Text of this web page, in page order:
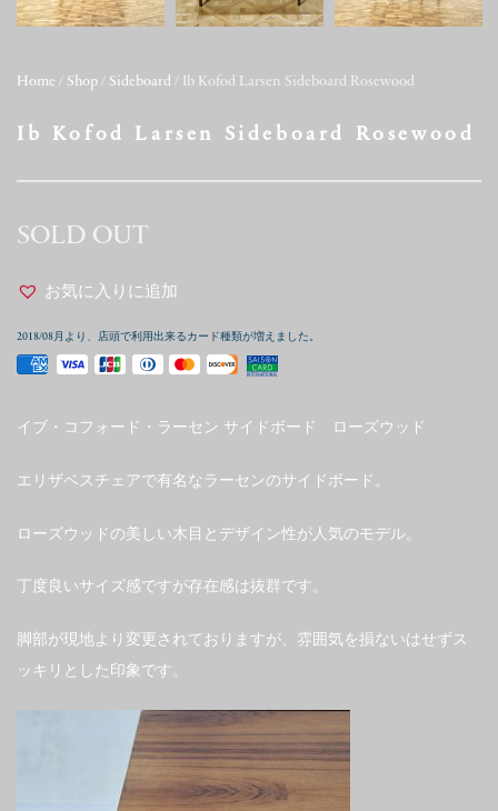
Home / Shop / Sideboard / Ib Kofod Larsen Sideboard Rosewood
Ib Kofod Larsen Sideboard Rosewood
SOLD OUT
お気に入りに追加
2018/08月より、店頭で利用出来るカード種類が増えました。
イブ・コフォード・ラーセン サイドボード ローズウッド
エリザベスチェアで有名なラーセンのサイドボード。
ローズウッドの美しい木目とデザイン性が人気のモデル。
丁度良いサイズ感ですが存在感は抜群です。
脚部が現地より変更されておりますが、雰囲気を損ないはせずス
ッキリとした印象です。